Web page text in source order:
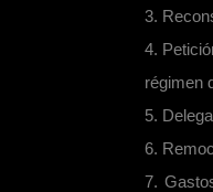
3.
4.
régimen
5.
6.
7.